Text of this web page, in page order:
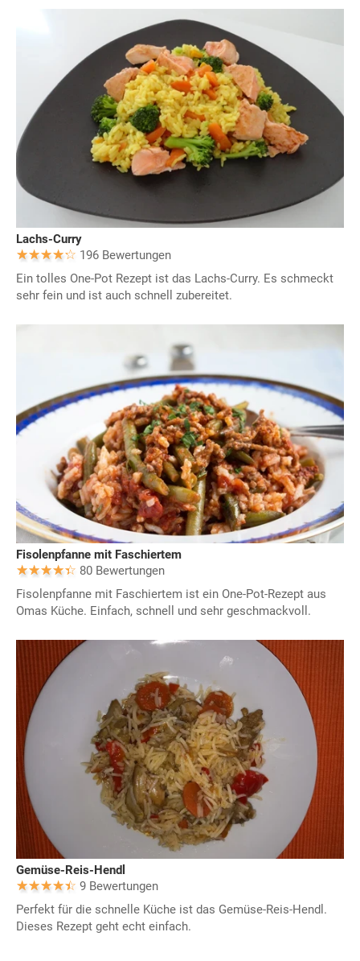
Lachs-Curry
196 Bewertungen
Ein tolles One-Pot Rezept ist das Lachs-Curry. Es schmeckt
sehr fein und ist auch schnell zubereitet.
Fisolenpfanne mit Faschiertem
80 Bewertungen
Fisolenpfanne mit Faschiertem ist ein One-Pot-Rezept aus
Omas Küche. Einfach, schnell und sehr geschmackvoll.
Gemüse-Reis-Hendl
9 Bewertungen
Perfekt für die schnelle Küche ist das Gemüse-Reis-Hendl.
Dieses Rezept geht echt einfach.